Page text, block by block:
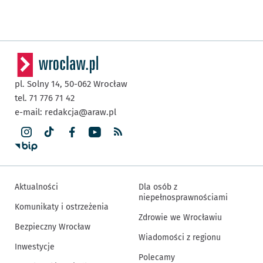
pl. Solny 14, 50-062 Wrocław
tel. 71 776 71 42
e-mail: redakcja@araw.pl
Aktualności
Komunikaty i ostrzeżenia
Bezpieczny Wrocław
Inwestycje
Dla osób z
niepełnosprawnościami
Zdrowie we Wrocławiu
Wiadomości z regionu
Polecamy